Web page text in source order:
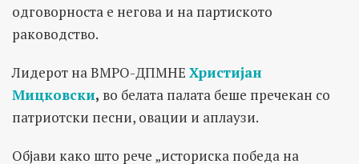
одговорноста е негова и на партиското
раководство.
Лидерот на ВМРО-ДПМНЕ Христијан
Мицковски, во белата палата беше пречекан со
патриотски песни, овации и аплаузи.
Објави како што рече „историска победа на